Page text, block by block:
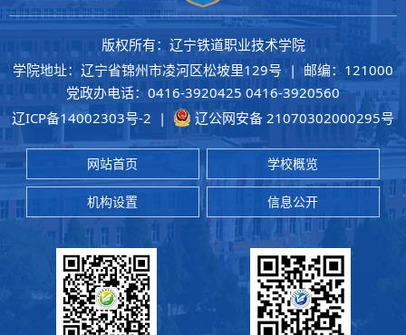
版权所有：辽宁铁道职业技术学院
学院地址：辽宁省锦州市凌河区松坡里129号 | 邮编：121000
党政办电话：0416-3920425 0416-3920560
辽ICP备14002303号-2 | 辽公网安备 21070302000295号
网站首页 学校概览
机构设置 信息公开